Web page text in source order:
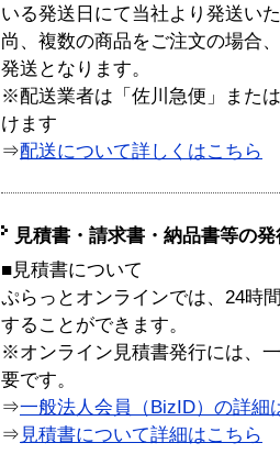
いる発送日にて当社より発送い
尚、複数の商品をご注文の場合
発送となります。
※配送業者は「佐川急便」また
けます
⇒配送について詳しくはこちら
見積書・請求書・納品書等の
■見積書について
ぷらっとオンラインでは、24時
することができます。
※オンライン見積書発行には、
要です。
⇒一般法人会員（BizID）の詳細
⇒ 見積書について詳細はこちら